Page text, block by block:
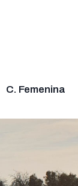
C. Femenina